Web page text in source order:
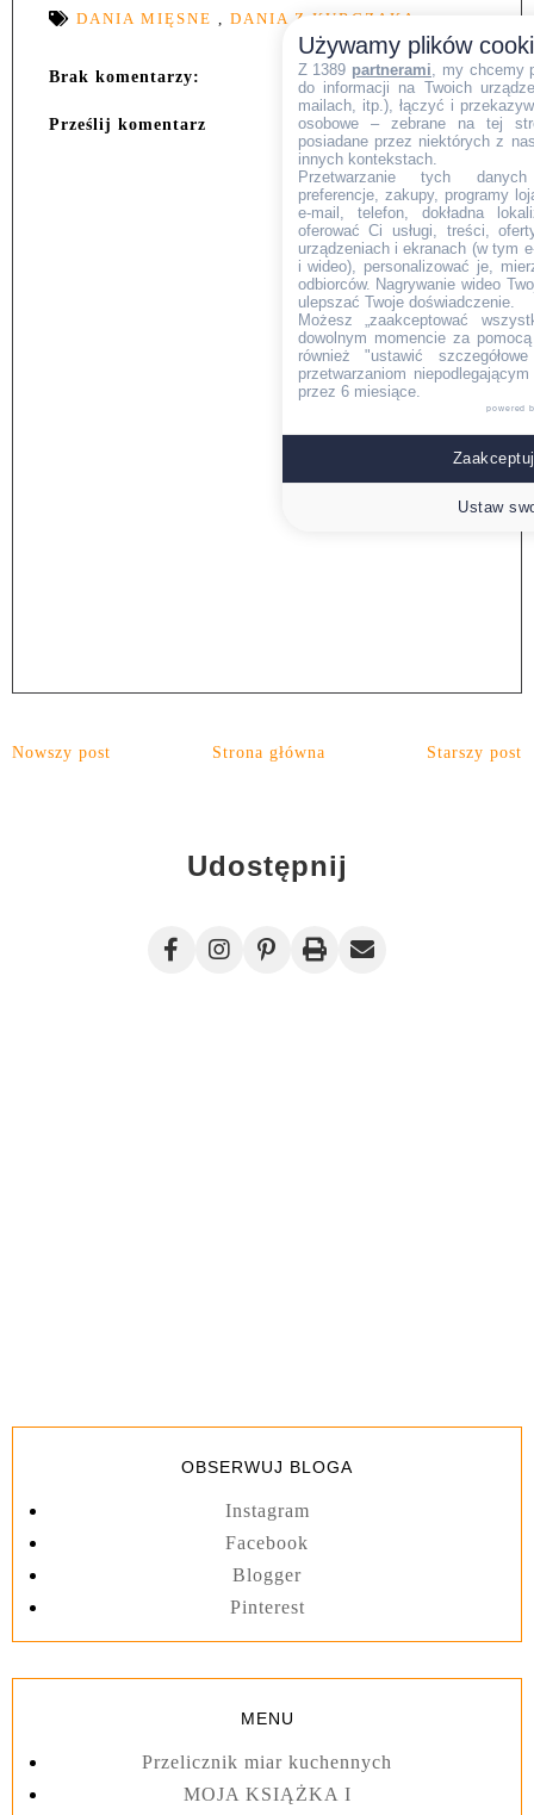
DANIA MIĘSNE , DANIA Z KURCZAKA
Brak komentarzy:
Prześlij komentarz
Nowszy post Starszy post
Strona główna
Udostępnij
OBSERWUJ BLOGA
Instagram
Facebook
Blogger
Pinterest
MENU
Przelicznik miar kuchennych
MOJA KSIĄŻKA I
Używamy plików
Z 1389 partnerami , my chcemy
do informacji na Twoich
mailach, itp.), łączyć i
osobowe – zebrane na tej
posiadane przez niektórych z
innych kontekstach.
Przetwarzanie tych danych
preferencje, zakupy, programy
e-mail, telefon, dokładna
oferować Ci usługi, treści,
urządzeniach i ekranach (w tym
i wideo), personalizować je,
odbiorców. Nagrywanie wideo
ulepszać Twoje doświadczenie.
Możesz „zaakceptować
dowolnym momencie za
również "ustawić
przetwarzaniom
przez 6 miesiące.
powered
Ustaw